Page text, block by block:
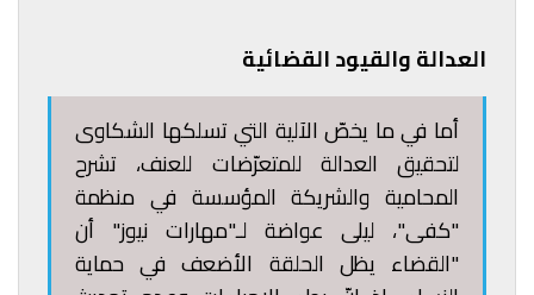
العدالة والقيود القضائية
أما في ما يخصّ الآلية التي تسلكها الشكاوى
لتحقيق العدالة للمتعرّضات للعنف، تشرح
المحامية والشريكة المؤسسة في منظمة
"كفى"، ليلى عواضة لـ"مهارات نيوز" أن
"القضاء يظل الحلقة الأضعف في حماية